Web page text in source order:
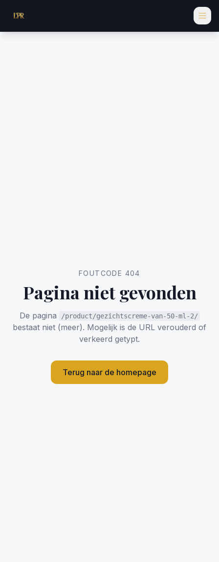
FOUTCODE 404
Pagina niet gevonden
De pagina /product/gezichtscreme-van-50-ml-2/
bestaat niet (meer). Mogelijk is de URL verouderd of
verkeerd getypt.
Terug naar de homepage